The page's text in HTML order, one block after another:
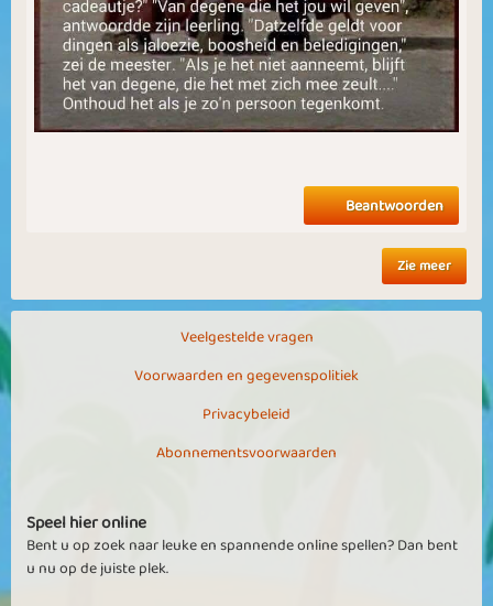
Beantwoorden
Zie meer
Veelgestelde vragen
Voorwaarden en gegevenspolitiek
Privacybeleid
Abonnementsvoorwaarden
Speel hier online
Bent u op zoek naar leuke en spannende online spellen? Dan bent
u nu op de juiste plek.